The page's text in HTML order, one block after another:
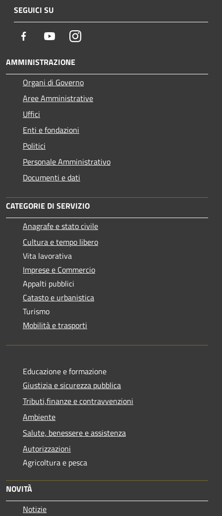
SEGUICI SU
Facebook YoutubeInstagram
AMMINISTRAZIONE
Organi di Governo
Aree Amministrative
Uffici
Enti e fondazioni
Politici
Personale Amministrativo
Documenti e dati
CATEGORIE DI SERVIZIO
Anagrafe e stato civile
Cultura e tempo libero
Vita lavorativa
Imprese e Commercio
Appalti pubblici
Catasto e urbanistica
Turismo
Mobilità e trasporti
Educazione e formazione
Giustizia e sicurezza pubblica
Tributi,finanze e contravvenzioni
Ambiente
Salute, benessere e assistenza
Autorizzazioni
Agricoltura e pesca
NOVITÀ
Notizie